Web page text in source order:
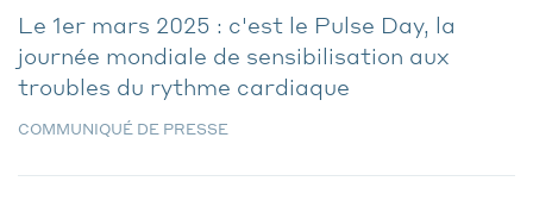
Le 1er mars 2025 : c'est le Pulse Day, la
journée mondiale de sensibilisation aux
troubles du rythme cardiaque
COMMUNIQUÉ DE PRESSE